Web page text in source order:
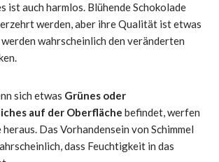
ist auch harmlos. Blühende Schokolade
werden, aber ihre Qualität ist etwas
wahrscheinlich den veränderten
sich etwas Grünes oder
auf der Oberfläche befindet, werfen
heraus. Das Vorhandensein von Schimmel
dass Feuchtigkeit in das